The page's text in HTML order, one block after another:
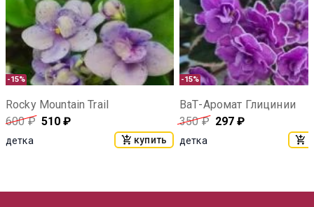
-15%
Rocky Mountain Trail
600₽ 510 ₽
детка купить
-15%
ВаТ-Аромат Глицинии
350₽ 297 ₽
детка